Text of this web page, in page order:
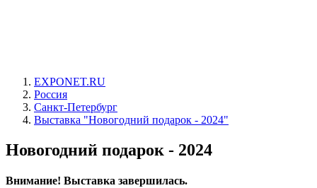
EXPONET.RU
Россия
Санкт-Петербург
Выставка "Новогодний подарок - 2024"
Новогодний подарок - 2024
Внимание! Выставка завершилась.